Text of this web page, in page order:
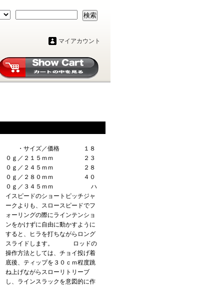
検索
マイアカウント
・サイズ／価格 １８
０ｇ／２１５ｍｍ ２３
０ｇ／２４５ｍｍ ２８
０ｇ／２８０ｍｍ ４０
０ｇ／３４５ｍｍ ハ
イスピードのショートピッチジャ
ークよりも、スロースピードでフ
ォーリングの際にラインテンショ
ンをかけずに自由に動かすように
すると、ヒラを打ちながらロング
スライドします。 ロッドの
操作方法としては、チョイ投げ着
底後、ティップを３０ｃｍ程度跳
ね上げながらスローリトリーブ
し、ラインスラックを意図的に作